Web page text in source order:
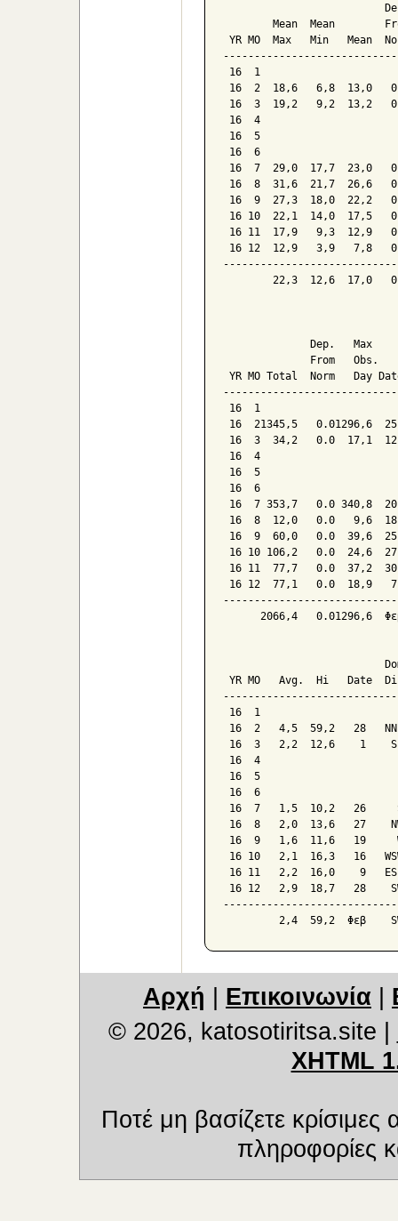
Mean  Mean
YR MO  Max   Min   Mean
16  1
16  2  18,6   6,8  13,0
16  3  19,2   9,2  13,2
16  4
16  5
16  6
16  7  29,0  17,7  23,0
16  8  31,6  21,7  26,6
16  9  27,3  18,0  22,2
16 10  22,1  14,0  17,5
16 11  17,9   9,3  12,9
16 12  12,9   3,9   7,8
22,3  12,6  17,0
Dep.   Max
From   Obs.
YR MO Total  Norm   Day
16  1
16  21345,5   0.01296,6
16  3  34,2   0.0  17,1
16  4
16  5
16  6
16  7 353,7   0.0 340,8
16  8  12,0   0.0   9,6
16  9  60,0   0.0  39,6
16 10 106,2   0.0  24,6
16 11  77,7   0.0  37,2
16 12  77,1   0.0  18,9
2066,4   0.01296,6
YR MO   Avg.  Hi   Date
16  1
16  2   4,5  59,2   28
16  3   2,2  12,6    1
16  4
16  5
16  6
16  7   1,5  10,2   26
16  8   2,0  13,6   27
16  9   1,6  11,6   19
16 10   2,1  16,3   16
16 11   2,2  16,0    9
16 12   2,9  18,7   28
Αρχή Επικοινωνία
© 2026, katosotiritsa.site
XHTML
Ποτέ μη βασίζετε
πληροφορίες